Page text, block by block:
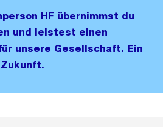
HF übernimmst du
und leistest einen
unsere Gesellschaft. Ein